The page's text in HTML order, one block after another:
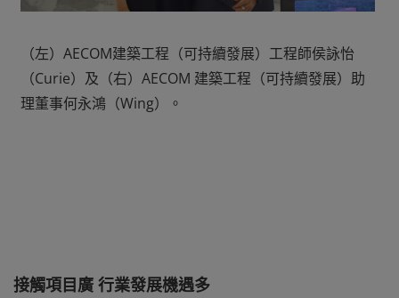
（左）AECOM建築工程（可持續發展）工程師侯詠怡
（Curie）及（右）AECOM 建築工程（可持續發展）助
理董事何永鴻（Wing）。
接觸項目廣 行業發展機遇多